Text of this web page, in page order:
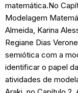
matemática.No
Modelagem
Almeida, Karina
Regiane Dias
semiótica com a
identificar o papel
atividades de